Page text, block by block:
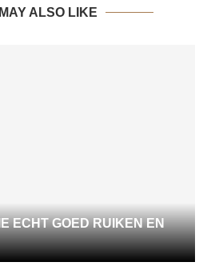
ALSO LIKE
ECHT GOED RUIKEN EN